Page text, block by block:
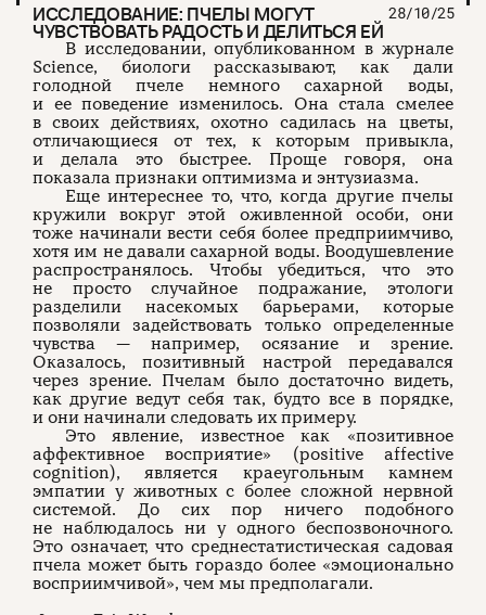
ИССЛЕДОВАНИЕ: ПЧЕЛЫ МОГУТ
ЧУВСТВОВАТЬ РАДОСТЬ И ДЕЛИТЬСЯ ЕЙ
28/10/25
В исследовании, опубликованном в журнале
Science, биологи рассказывают, как дали
голодной пчеле немного сахарной воды,
и ее поведение изменилось. Она стала смелее
в своих действиях, охотно садилась на цветы,
отличающиеся от тех, к которым привыкла,
и делала это быстрее. Проще говоря, она
показала признаки оптимизма и энтузиазма.
Еще интереснее то, что, когда другие пчелы
кружили вокруг этой оживленной особи, они
тоже начинали вести себя более предприимчиво,
хотя им не давали сахарной воды. Воодушевление
распространялось. Чтобы убедиться, что это
не просто случайное подражание, этологи
разделили насекомых барьерами, которые
позволяли задействовать только определенные
чувства — например, осязание и зрение.
Оказалось, позитивный настрой передавался
через зрение. Пчелам было достаточно видеть,
как другие ведут себя так, будто все в порядке,
и они начинали следовать их примеру.
Это явление, известное как «позитивное
аффективное восприятие» (positive affective
cognition), является краеугольным камнем
эмпатии у животных с более сложной нервной
системой. До сих пор ничего подобного
не наблюдалось ни у одного беспозвоночного.
Это означает, что среднестатистическая садовая
пчела может быть гораздо более «эмоционально
восприимчивой», чем мы предполагали.